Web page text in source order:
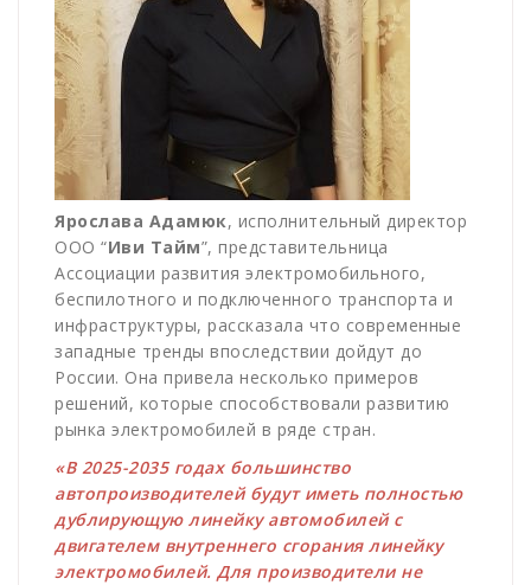
Ярослава Адамюк, исполнительный директор
ООО “Иви Тайм”, представительница
Ассоциации развития электромобильного,
беспилотного и подключенного транспорта и
инфраструктуры, рассказала что современные
западные тренды впоследствии дойдут до
России. Она привела несколько примеров
решений, которые способствовали развитию
рынка электромобилей в ряде стран.
«В 2025-2035 годах большинство
автопроизводителей будут иметь полностью
дублирующую линейку автомобилей с
двигателем внутреннего сгорания линейку
электромобилей. Для производители не